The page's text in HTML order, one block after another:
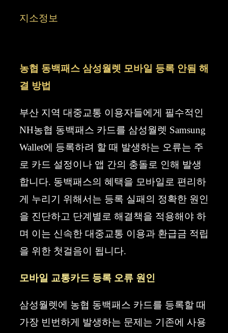
지소정보
농협 동백패스 삼성월렛 모바일 등록 안됨 해
결 방법
부산 지역 대중교통 이용자들에게 필수적인
NH농협 동백패스 카드를 삼성월렛 Samsung
Wallet에 등록하려 할 때 발생하는 오류는 주
로 카드 설정이나 앱 간의 충돌로 인해 발생
합니다. 동백패스의 혜택을 모바일로 편리하
게 누리기 위해서는 등록 실패의 정확한 원인
을 진단하고 단계별로 해결책을 적용해야 하
며 이는 신속한 대중교통 이용과 환급금 적립
을 위한 첫걸음이 됩니다.
모바일 교통카드 등록 오류 원인
삼성월렛에 농협 동백패스 카드를 등록할 때
가장 빈번하게 발생하는 문제는 기존에 사용